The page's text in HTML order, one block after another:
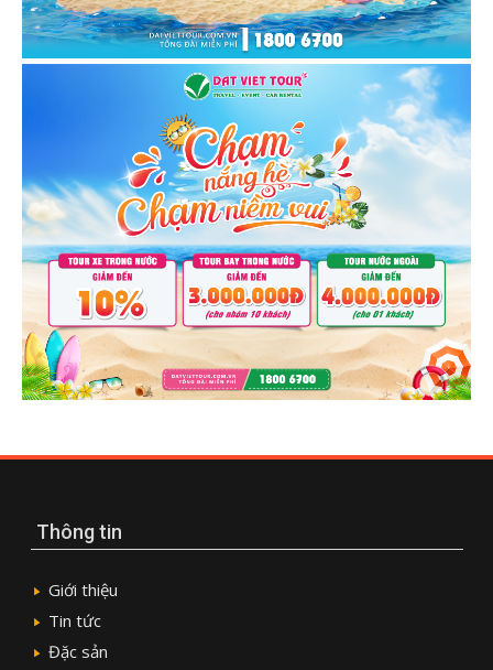
Thông tin
Giới thiệu
Tin tức
Đặc sản